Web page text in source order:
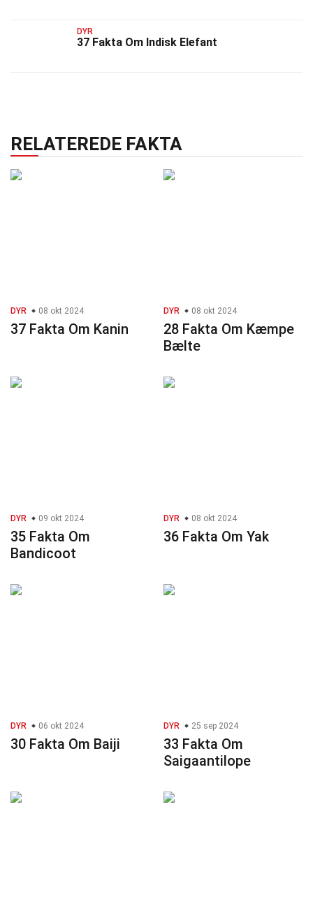
DYR
37 Fakta Om Indisk Elefant
RELATEREDE FAKTA
DYR 08 okt 2024
37 Fakta Om Kanin
DYR 08 okt 2024
28 Fakta Om Kæmpe
Bælte
DYR 09 okt 2024
35 Fakta Om
Bandicoot
DYR 08 okt 2024
36 Fakta Om Yak
DYR 06 okt 2024
30 Fakta Om Baiji
DYR 25 sep 2024
33 Fakta Om
Saigaantilope